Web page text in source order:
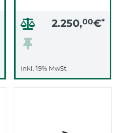
2.250,00€*
inkl. 19% MwSt.